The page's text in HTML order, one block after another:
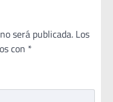
será publicada. Los
con *